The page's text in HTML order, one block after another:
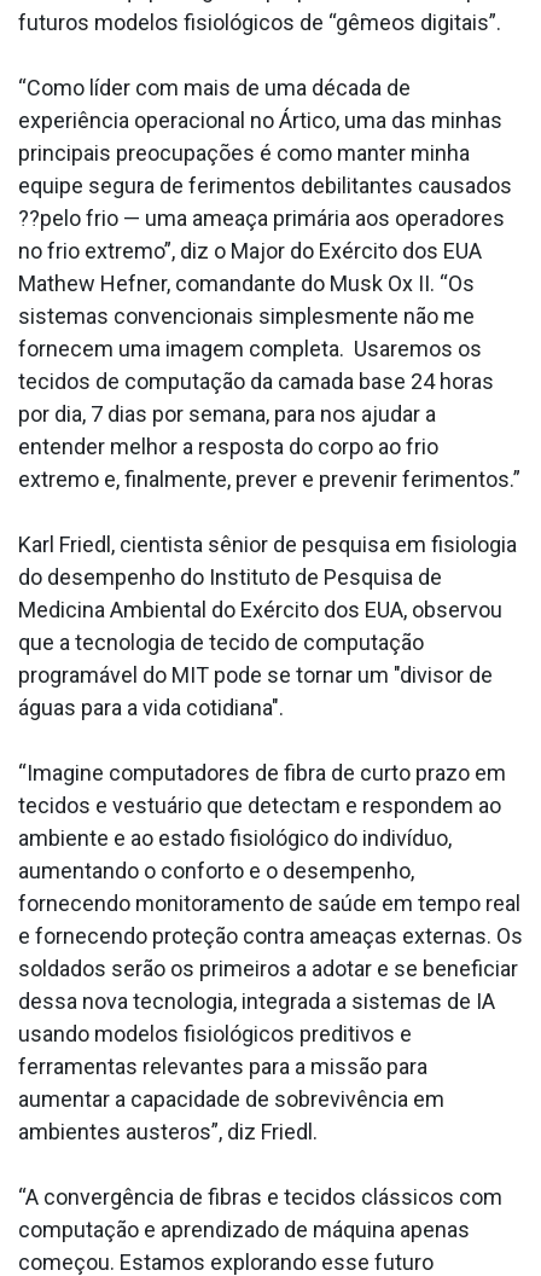
futuros modelos fisiológicos de “gêmeos digitais”.
“Como líder com mais de uma década de
experiência operacional no Ártico, uma das minhas
principais preocupações é como manter minha
equipe segura de ferimentos debilitantes causados
??pelo frio — uma ameaça primária aos operadores
no frio extremo”, diz o Major do Exército dos EUA
Mathew Hefner, comandante do Musk Ox II. “Os
sistemas convencionais simplesmente não me
fornecem uma imagem completa. Usaremos os
tecidos de computação da camada base 24 horas
por dia, 7 dias por semana, para nos ajudar a
entender melhor a resposta do corpo ao frio
extremo e, finalmente, prever e prevenir ferimentos.”
Karl Friedl, cientista sênior de pesquisa em fisiologia
do desempenho do Instituto de Pesquisa de
Medicina Ambiental do Exército dos EUA, observou
que a tecnologia de tecido de computação
programável do MIT pode se tornar um "divisor de
águas para a vida cotidiana".
“Imagine computadores de fibra de curto prazo em
tecidos e vestuário que detectam e respondem ao
ambiente e ao estado fisiológico do indivíduo,
aumentando o conforto e o desempenho,
fornecendo monitoramento de saúde em tempo real
e fornecendo proteção contra ameaças externas. Os
soldados serão os primeiros a adotar e se beneficiar
dessa nova tecnologia, integrada a sistemas de IA
usando modelos fisiológicos preditivos e
ferramentas relevantes para a missão para
aumentar a capacidade de sobrevivência em
ambientes austeros”, diz Friedl.
“A convergência de fibras e tecidos clássicos com
computação e aprendizado de máquina apenas
começou. Estamos explorando esse futuro